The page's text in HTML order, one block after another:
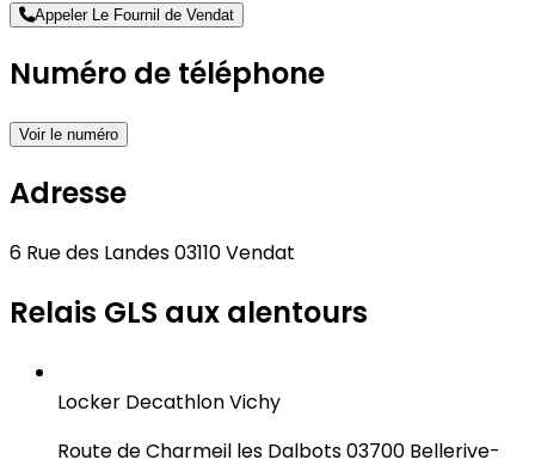
Appeler Le Fournil de Vendat
Numéro de téléphone
Voir le numéro
Adresse
6 Rue des Landes 03110 Vendat
Relais GLS aux alentours
Locker Decathlon Vichy
Route de Charmeil les Dalbots 03700 Bellerive-